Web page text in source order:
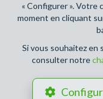
3
MONCEAU-SUR-
Maison à vendre
« Configurer ».
moment en cliquant
Si vous souhaitez en
consulter notre